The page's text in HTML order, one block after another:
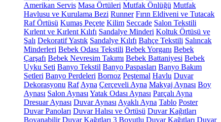
Amerikan Servis Masa Örtüleri Mutfak Önlüğü Mutfak
Havlusu ve Kurulama Bezi Runner Fırın Eldiveni ve Tutacak
Raf Örtüsü Kumaş Peçete Kilim Seccade Salon Tekstili
Kırlent ve Kırlent Kılıfı Sandalye Minderi Koltuk Örtüsü ve
Şalı Dekoratif Yastık Sandalye Kılıfı Bahçe Tekstili Salıncak
Minderleri Bebek Odası Tekstili Bebek Yorganı Bebek
Çarşafı Bebek Nevresim Takımı Bebek Battaniyesi Bebek
Uyku Seti Banyo Tekstil Banyo Paspasları Banyo Bakım
Setleri Banyo Perdeleri Bornoz Peştemal Havlu Duvar
Dekorasyonu Raf Ayna Çerçeveli Ayna Makyaj Aynası Boy
Aynası Salon Aynası Yatak Odası Aynası Parçalı Ayna
Dresuar Aynası Duvar Aynası Ayaklı Ayna Tablo Poster
Duvar Panoları Duvar Halısı ve Örtüsü Duvar Kağıtları
Boyanabilir Duvar Kağıtları 3 Boyutlu Duvar Kağıtları Duvar